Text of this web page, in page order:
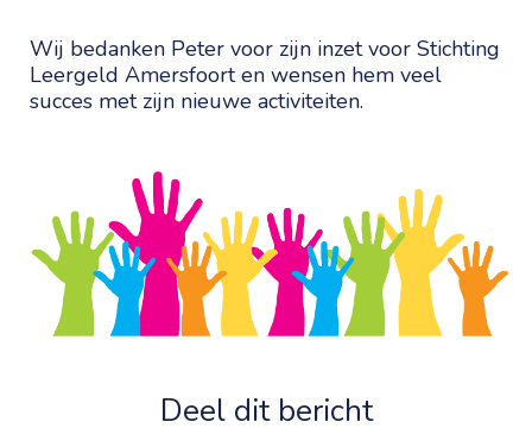
Wij bedanken Peter voor zijn inzet voor Stichting
Leergeld Amersfoort en wensen hem veel
succes met zijn nieuwe activiteiten.
Deel dit bericht